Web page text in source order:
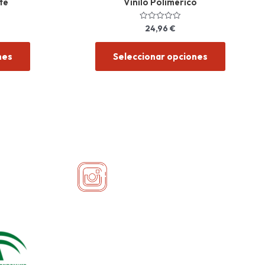
Valorado
con
0
5
24,96 €
Seleccionar opciones